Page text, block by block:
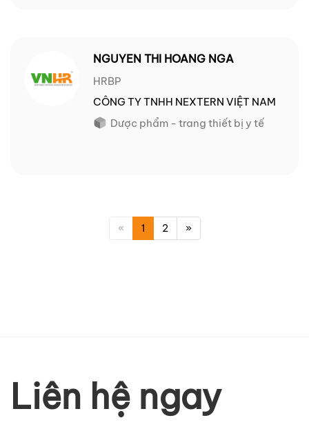
NGUYEN THI HOANG NGA
HRBP
CÔNG TY TNHH NEXTERN VIỆT NAM
Dược phẩm - trang thiết bị y tế
« 1 2 »
Liên hệ ngay